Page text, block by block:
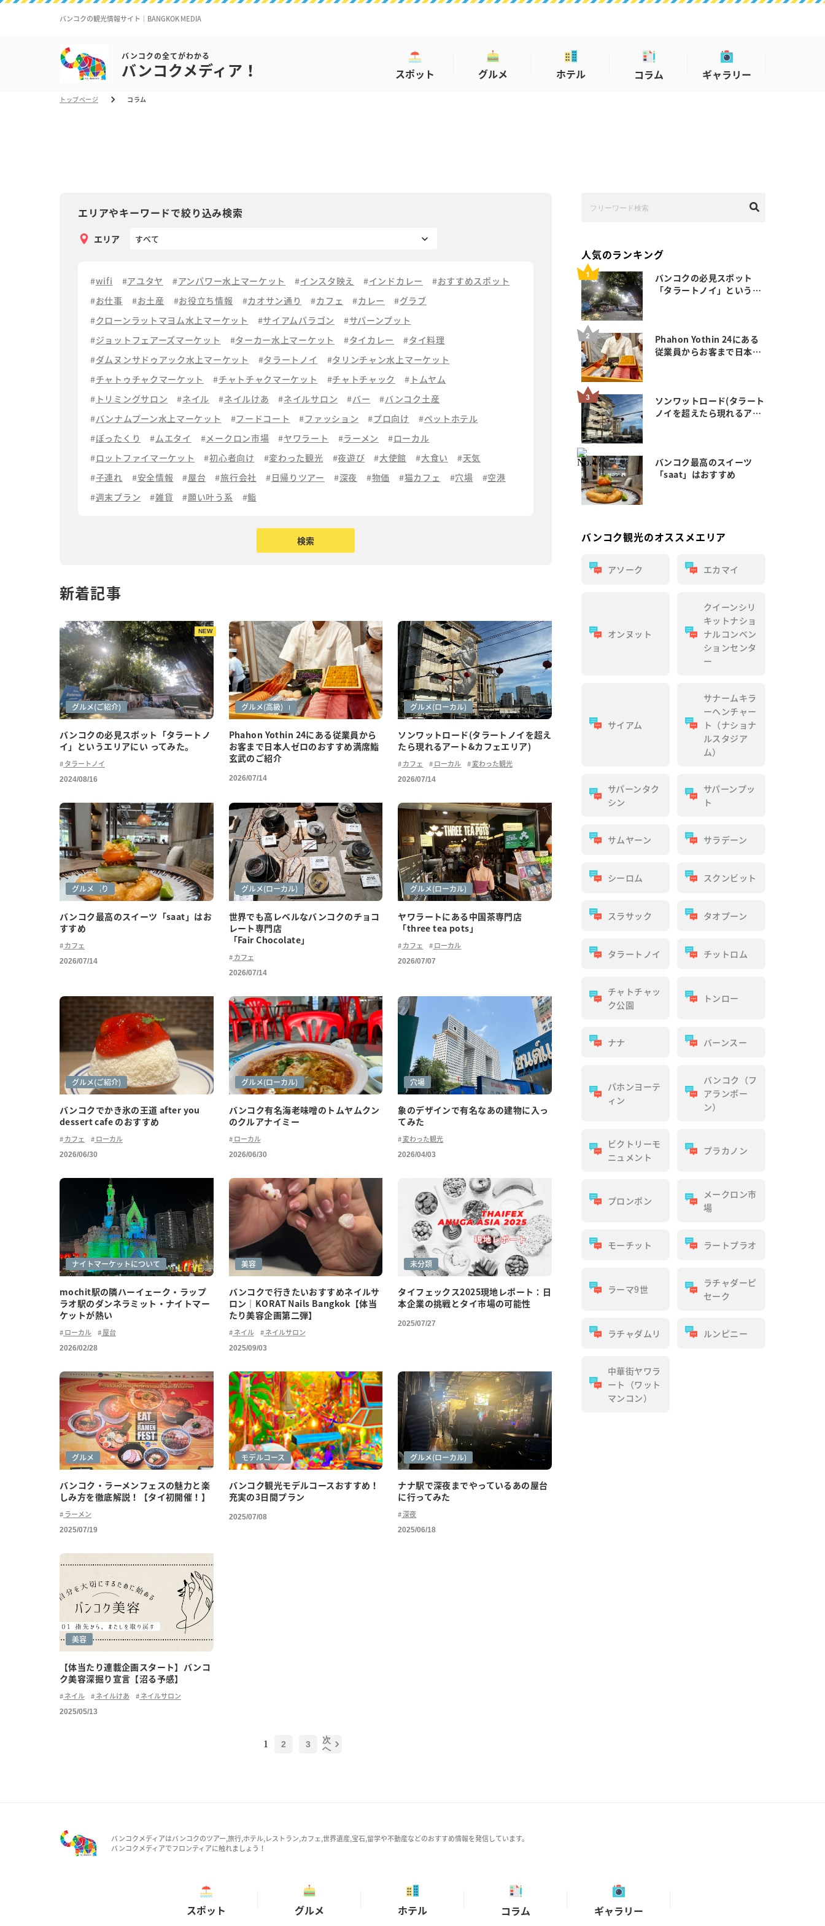
バンコクの観光情報サイト｜BANGKOK MEDIA
バンコクの全てがわかる
バンコクメディア！ スポット グルメ ホテル コラム ギャラリー
トップページ コラム
エリアやキーワードで絞り込み検索
エリア
wifi アユタヤ アンパワー水上マーケット インスタ映え インドカレー
おすすめスポット
お仕事
お土産 お役立ち情報 カオサン通り カフェ カレー
グラブ
クローンラットマヨム水上マーケット
サイアムパラゴン
サパーンプット
ジョットフェアーズマーケット
ターカー水上マーケット タイカレー
タイ料理
ダムヌンサドゥアック水上マーケット
タラートノイ
タリンチャン水上マーケット
チャトゥチャクマーケット
チャトチャクマーケット チャトチャック
トムヤム
トリミングサロン
ネイル ネイルけあ ネイルサロン バー
バンコク土産
バンナムプーン水上マーケット
フードコート ファッション プロ向け
ペットホテル
ぼったくり
ムエタイ メークロン市場 ヤワラート ラーメン
ローカル
ロットファイマーケット
初心者向け 変わった観光 夜遊び 大使館 大食い
天気
子連れ
安全情報 屋台 旅行会社 日帰りツアー 深夜 物価 猫カフェ 穴場
空港
週末プラン
雑貨 願い叶う系 鮨
新着記事
NEW
バンコクの必見スポット「タラートノ
イ」というエリアにい ってみた。
アートシーン
カフェ巡り
グルメ(ご紹介)
タラートノイ
2024/08/16
Phahon Yothin 24にある従業員から
お客まで日本人ゼロのおすすめ満席鮨
玄武のご紹介
グルメ
グルメ(ご紹介)
グルメ(高級)
2026/07/14
ソンワットロード(タラートノイを超え
たら現れるアート&カフェエリア)
アートシーン
グルメ
グルメ(ローカル)
カフェ ローカル 変わった観光
2026/07/14
バンコク最高のスイーツ「saat」はお
すすめ
カフェ巡り
グルメ
カフェ
2026/07/14
世界でも高レベルなバンコクのチョコ
レート専門店
「Fair Chocolate」
カフェ巡り
グルメ(ローカル)
カフェ
2026/07/14
ヤワラートにある中国茶専門店
「three tea pots」
カフェ巡り
グルメ(ご紹介)
グルメ(ローカル)
カフェ ローカル
2026/07/07
バンコクでかき氷の王道 after you
dessert cafe のおすすめ
カフェ巡り
グルメ
グルメ(ご紹介)
カフェ ローカル
2026/06/30
バンコク有名海老味噌のトムヤムクン
のクルアナイミー
グルメ
グルメ(ご紹介)
グルメ(ローカル)
ローカル
2026/06/30
象のデザインで有名なあの建物に入っ
てみた
穴場
変わった観光
2026/04/03
mochit駅の隣ハーイェーク・ラップ
ラオ駅のダンネラミット・ナイトマー
ケットが熱い
グルメ(ローカル)
ショッピング
ナイトマーケットについて
ローカル 屋台
2026/02/28
バンコクで行きたいおすすめネイルサ
ロン｜KORAT Nails Bangkok【体当
たり美容企画第二弾】
美容
ネイル ネイルサロン
2025/09/03
タイフェックス2025現地レポート：日
本企業の挑戦とタイ市場の可能性
未分類
2025/07/27
バンコク・ラーメンフェスの魅力と楽
しみ方を徹底解説！【タイ初開催！】
グルメ
ラーメン
2025/07/19
バンコク観光モデルコースおすすめ！
充実の3日間プラン
モデルコース
2025/07/08
ナナ駅で深夜までやっているあの屋台
に行ってみた
グルメ
グルメ(ローカル)
深夜
2025/06/18
【体当たり連載企画スタート】バンコ
ク美容深掘り宣言【沼る予感】
美容
ネイル ネイルけあ ネイルサロン
2025/05/13
1 2 3
次
へ
人気のランキング
バンコクの必見スポット
「タラートノイ」というエ
Phahon Yothin 24にある
従業員からお客まで日本人
ソンワットロード(タラート
ノイを超えたら現れるアー
バンコク最高のスイーツ
「saat」はおすすめ
バンコク観光のオススメエリア
アソーク エカマイ
オンヌット
クイーンシリ
キットナショ
ナルコンベン
ションセンタ
ー
サイアム
サナームキラ
ーヘンチャー
ト（ナショナ
ルスタジア
ム）
サパーンタク
シン
サパーンプッ
ト
サムヤーン サラデーン
シーロム スクンビット
スラサック タオプーン
タラートノイ チットロム
チャトチャッ
ク公園
トンロー
ナナ バーンスー
パホンヨーテ
ィン
バンコク（フ
アランポー
ン）
ビクトリーモ
ニュメント
プラカノン
プロンポン
メークロン市
場
モーチット ラートプラオ
ラーマ9世
ラチャダーピ
セーク
ラチャダムリ ルンピニー
中華街ヤワラ
ート（ワット
マンコン）
バンコクメディアはバンコクのツアー,旅行,ホテル,レストラン,カフェ,世界遺産,宝石,留学や不動産などのおすすめ情報を発信しています。
バンコクメディアでフロンティアに触れましょう！
スポット グルメ ホテル コラム ギャラリー